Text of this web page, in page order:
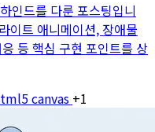
인드를 다룬 포스팅입니
이트 애니메이션, 장애물
등 핵심 구현 포인트를 상
canvas +1